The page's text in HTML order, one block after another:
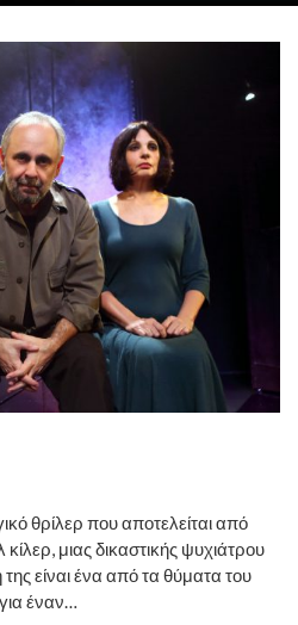
θρίλερ που αποτελείται από
μιας δικαστικής ψυχιάτρου
είναι ένα από τα θύματα του
έναν…